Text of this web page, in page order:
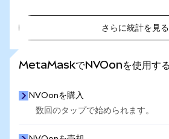
さらに統計を見る
MetaMaskでNVOonを使用す
NVOonを購入
数回のタップで始められます。